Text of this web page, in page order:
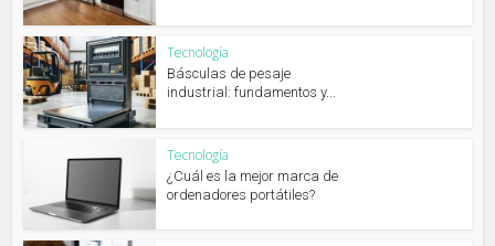
Tecnología
Básculas de pesaje
industrial: fundamentos y...
Tecnología
¿Cuál es la mejor marca de
ordenadores portátiles?